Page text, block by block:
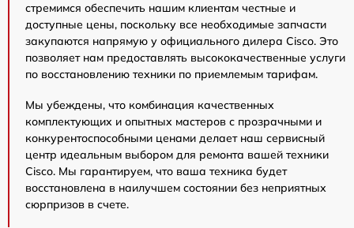
стремимся обеспечить нашим клиентам честные и
доступные цены, поскольку все необходимые запчасти
закупаются напрямую у официального дилера Cisco. Это
позволяет нам предоставлять высококачественные услуги
по восстановлению техники по приемлемым тарифам.
Мы убеждены, что комбинация качественных
комплектующих и опытных мастеров с прозрачными и
конкурентоспособными ценами делает наш сервисный
центр идеальным выбором для ремонта вашей техники
Cisco. Мы гарантируем, что ваша техника будет
восстановлена в наилучшем состоянии без неприятных
сюрпризов в счете.